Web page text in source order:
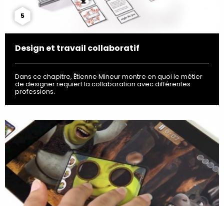
5
Design et travail collaboratif
Dans ce chapitre, Étienne Mineur montre en quoi le métier
de designer requiert la collaboration avec différentes
professions.